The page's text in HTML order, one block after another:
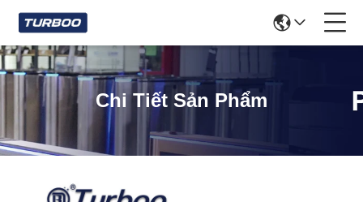
Chi Tiết Sản Phẩm